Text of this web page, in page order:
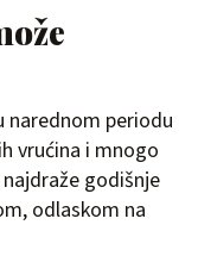
narednom periodu
vrućina i mnogo
godišnje
odlaskom na